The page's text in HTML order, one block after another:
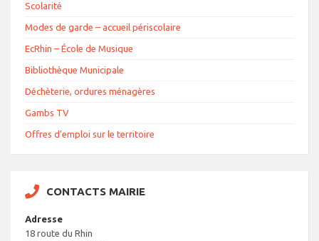
Scolarité
Modes de garde – accueil périscolaire
EcRhin – École de Musique
Bibliothèque Municipale
Déchèterie, ordures ménagères
Gambs TV
Offres d’emploi sur le territoire
CONTACTS MAIRIE
Adresse
18 route du Rhin